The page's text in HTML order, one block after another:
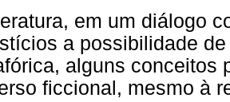
em um diálogo
a possibilidade
alguns conceitos
ficcional, mesmo à